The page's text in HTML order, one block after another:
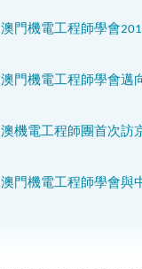
澳門機電工程師學會
澳門機電工程師學會邁
澳機電工程師團首次訪
澳門機電工程師學會與